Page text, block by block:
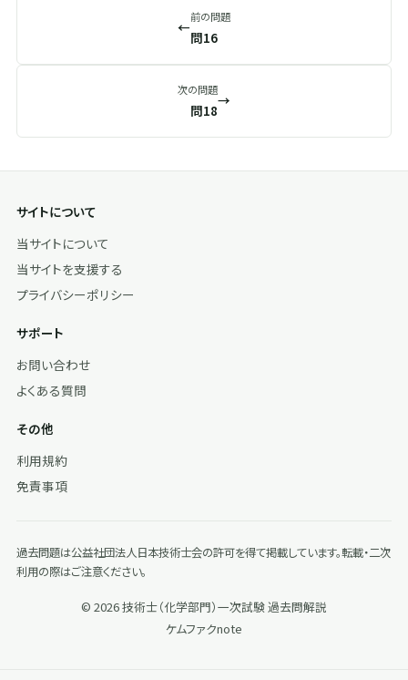
←
前の問題
問16
次の問題
問18
→
サイトについて
当サイトについて
当サイトを支援する
プライバシーポリシー
サポート
お問い合わせ
よくある質問
その他
利用規約
免責事項
過去問題は公益社団法人日本技術士会の許可を得て掲載しています。転載・二次
利用の際はご注意ください。
© 2026 技術士（化学部門）一次試験 過去問解説
ケムファクnote